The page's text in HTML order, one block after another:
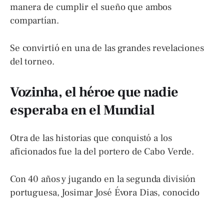
manera de cumplir el sueño que ambos
compartían.
Se convirtió en una de las grandes revelaciones
del torneo.
Vozinha, el héroe que nadie
esperaba en el Mundial
Otra de las historias que conquistó a los
aficionados fue la del portero de Cabo Verde.
Con 40 años y jugando en la segunda división
portuguesa, Josimar José Évora Dias, conocido